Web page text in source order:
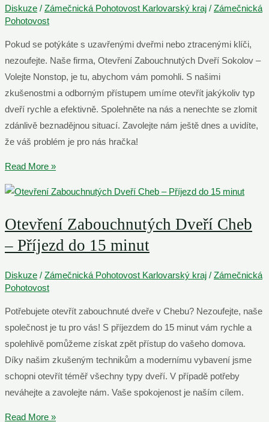
Diskuze / Zámečnická Pohotovost Karlovarský kraj / Zámečnická
Pohotovost
Pokud se potýkáte s uzavřenými dveřmi nebo ztracenými klíči,
nezoufejte. Naše firma, Otevření Zabouchnutých Dveří Sokolov –
Volejte Nonstop, je tu, abychom vám pomohli. S našimi
zkušenostmi a odborným přístupem umíme otevřít jakýkoliv typ
dveří rychle a efektivně. Spolehněte na nás a nenechte se zlomit
zdánlivě beznadějnou situací. Zavolejte nám ještě dnes a uvidíte,
že váš problém je pro nás hračka!
Otevření
Zabouchnutých
Dveří
–
Volejte
Read More »
Otevření Zabouchnutých Dveří Cheb
– Příjezd do 15 minut
Diskuze / Zámečnická Pohotovost Karlovarský kraj / Zámečnická
Pohotovost
Potřebujete otevřít zabouchnuté dveře v Chebu? Nezoufejte, naše
společnost je tu pro vás! S příjezdem do 15 minut vám rychle a
spolehlivě pomůžeme získat zpět přístup do vašeho domova.
Díky našim zkušeným technikům a modernímu vybavení jsme
schopni otevřít téměř všechny typy dveří. V případě potřeby
neváhejte a zavolejte nám. Vaše spokojenost je naším cílem.
Otevření
Read More »